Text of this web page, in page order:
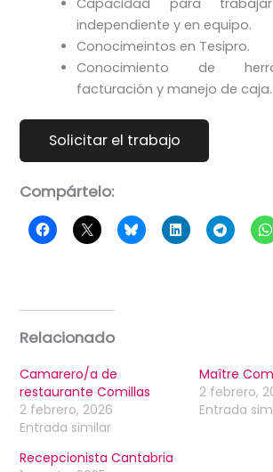
Capacidad para
independiente y en equipo.
Conocimeintos en Tesipro.
Conocimiento de
facturación y manejo de caja.
Compártelo:
Relacionado
Camarero/a de
restaurante Comillas
2 febrero, 2026
Entrada similar
Maître
2 febrero,
Entrada
Recepcionista Cantabria